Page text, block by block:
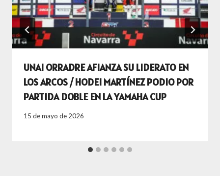
UNAI ORRADRE AFIANZA SU LIDERATO EN
LOS ARCOS / HODEI MARTÍNEZ PODIO POR
PARTIDA DOBLE EN LA YAMAHA CUP
15 de mayo de 2026